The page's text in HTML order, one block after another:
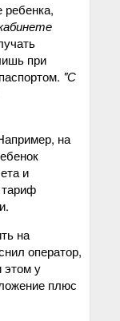
ребенка,
при
"С
на
и
тариф
на
оператор,
этом у
плюс